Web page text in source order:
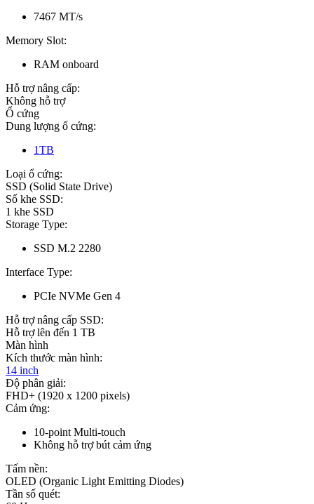
7467 MT/s
Memory Slot:
RAM onboard
Hỗ trợ nâng cấp:
Không hỗ trợ
Ổ cứng
Dung lượng ổ cứng:
1TB
Loại ổ cứng:
SSD (Solid State Drive)
Số khe SSD:
1 khe SSD
Storage Type:
SSD M.2 2280
Interface Type:
PCIe NVMe Gen 4
Hỗ trợ nâng cấp SSD:
Hỗ trợ lên đến 1 TB
Màn hình
Kích thước màn hình:
14 inch
Độ phân giải:
FHD+ (1920 x 1200 pixels)
Cảm ứng:
10-point Multi-touch
Không hỗ trợ bút cảm ứng
Tấm nền:
OLED (Organic Light Emitting Diodes)
Tần số quét: